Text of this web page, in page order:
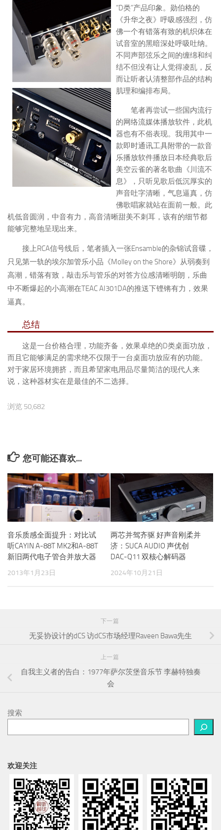
“D类”产品印象。勋伯格的
《升华之夜》呼吸感强烈，仿
佛一个有错落有致的机织体在
试音室的黑暗深处呼吸吐纳。
不同声部弦乐之间的缠绵和纠
结不但没有让人觉得凌乱，反
而让听者认清整部作品的结构
肌理和编排布局。
笔者再尝试一些国内流行
的网络流媒体播放软件，此机
器也有不俗表现。我用其中一
款即时通讯工具附带的一款音
乐播放软件播放日本经典歌后
美空云雀的著名歌曲《川流不
息》，只听见歌后低沉厚实的
声音吐字清晰，气息逼真，仿
佛歌唱家就站在面前一般。此
机低音圆润，中音有力，高音清晰甜美不刺耳，该有的细节都
能够完整地呈现出来。
接上RCA信号线后，笔者插入一张Ensamble的杂锦试音碟，
只见第一轨的埃尔加管乐小品《Molley on the Shore》从弱奏到
高潮，错落有致，敲击乐与管乐的对答方位感清晰明朗，乐曲
中不断爆起的小高潮在TEAC AI301DA的推送下铿锵有力，效果
逼真。
总结
这是一台价格合理，功能齐备，效果卓绝的D类桌面功放，
而且它能够满足的需求绝不仅限于一台桌面功放应有的功能。
对于家居环境拥挤，而且希望家电用品尽量简洁的现代人来
说，这种器材实在是最佳的不二选择。
浏览 50,682
您可能还喜欢...
音乐质感全面提升：对比试
听CAYIN A-88T MK2和A-88T
新旧两代电子管合并放大器
2013年1月23日
两芯并驾齐驱 好声音刚柔并
济：SUCA AUDIO 声优创
DAC-Q11 双核心解码器
2024年10月21日
下一篇
无妥协设计的dCS 访dCS市场经理Raveen Bawa先生
上一篇
自我主义者的告白：1977年萨尔茨堡音乐节 李赫特独奏
会
搜索
欢迎关注